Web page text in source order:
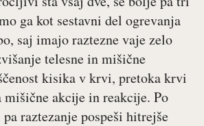
ga kot sestavni del ogrevanja
saj imajo raztezne vaje zelo
telesne in mišične
kisika v krvi, pretoka krvi
mišične akcije in reakcije. Po
raztezanje pospeši hitrejše